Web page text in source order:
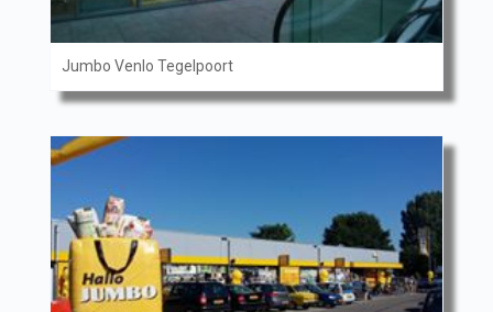
Jumbo Venlo Tegelpoort